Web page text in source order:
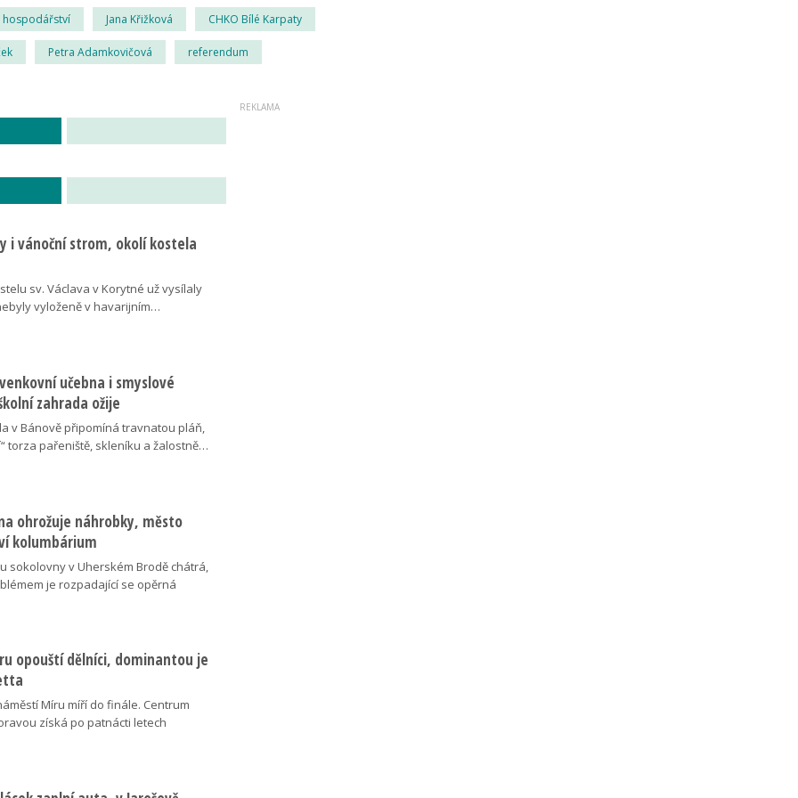
Jana Křižková CHKO Bílé Karpaty
Petra Adamkovičová referendum
i vánoční strom, okolí kostela
sv. Václava v Korytné už vysílaly
vyloženě v havarijním…
učebna i smyslové
zahrada ožije
v Bánově připomíná travnatou pláň,
torza pařeniště, skleníku a žalostně…
ohrožuje náhrobky, město
kolumbárium
sokolovny v Uherském Brodě chátrá,
je rozpadající se opěrná
opouští dělníci, dominantou je
Míru míří do finále. Centrum
získá po patnácti letech